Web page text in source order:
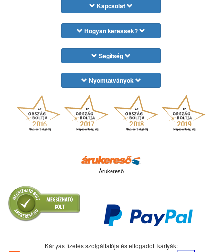
Kapcsolat
Hogyan keressek?
Segítség
Nyomtatványok
Árukereső
Kártyás fizetés szolgáltatója és elfogadott kártyák: